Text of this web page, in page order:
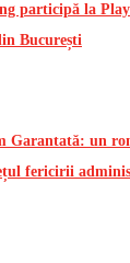
participă la
București
Garantată: un
fericirii